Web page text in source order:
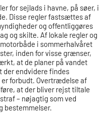
for sejlads i havne, på søer, i
Disse regler fastsættes af
og offentliggøres
og skilte. Af lokale regler og
i sommerhalvåret
inden for visse grænser,
at de planer på vandet
der endvidere findes
forbudt. Overtrædelse af
at der bliver rejst tiltale
– nøjagtig som ved
bestemmelser.